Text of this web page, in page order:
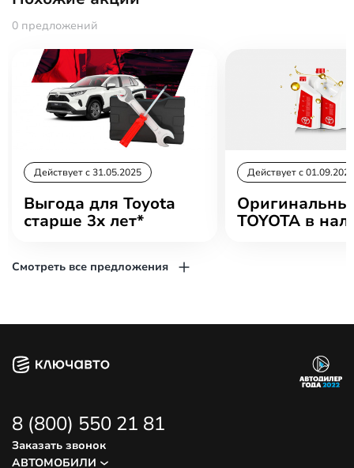
0 предложений
Действует c 31.05.2025
Выгода для Toyota
старше 3х лет*
Действует c 01.09.2025
TOYOTA в
Смотреть все предложения
8 (800) 550 21 81
Заказать звонок
АВТОМОБИЛИ